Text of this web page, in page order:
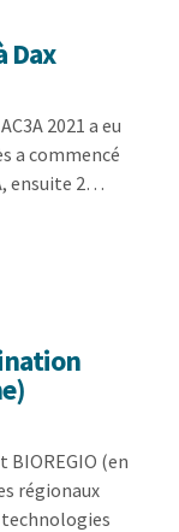
Dax
2021 a eu
a commencé
ensuite 2…
(en
régionaux